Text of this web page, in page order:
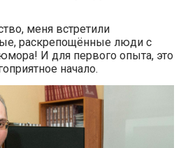
меня встретили
раскрепощённые люди с
И для первого опыта, это
начало.